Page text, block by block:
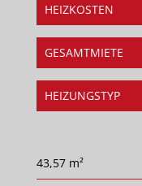
HEIZKOSTEN
GESAMTMIETE
HEIZUNGSTYP
43,57 m²